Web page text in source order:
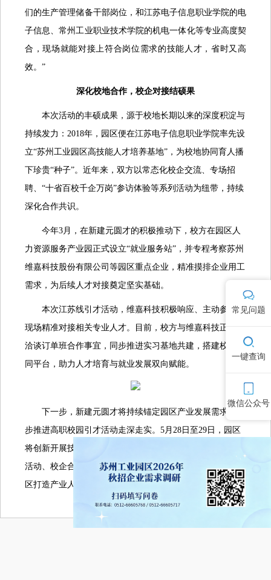
常见问题
一键查询
微信公众号
们的生产管理储备干部岗位，和江苏电子信息职业学院的电
子信息、常州工业职业技术学院的机电一体化等专业高度契
合，现场就能对接上符合岗位需求的技能人才，省时又高
效。”
深化校地合作，校企对接结硕果
本次活动的丰硕成果，源于校地长期以来的深度积淀与
持续发力：2018年，园区便在江苏电子信息职业学院率先设
立“苏州工业园区高技能人才培养基地”，为校地协同育人播
下珍贵“种子”。近年来，双方以常态化校企交流、专场招
聘、“十省百校千企万岗”参访体验等系列活动为纽带，持续
深化合作共识。
今年3月，在新建元圆才的积极推动下，校方在园区人
力资源服务产业园正式设立“就业服务站”，并专程考察苏州
维嘉科技股份有限公司等园区重点企业，精准摸排企业用工
需求，为后续人才对接奠定坚实基础。
本次江苏线引才活动，维嘉科技积极响应、主动参与，
现场精准对接相关专业人才。目前，校方与维嘉科技正深入
洽谈订单班合作事宜，同步推进实习基地共建，搭建校企协
同平台，助力人才培育与就业发展双向赋能。
下一步，新建元圆才将持续锚定园区产业发展需求，稳
步推进高职校园引才活动走深走实。5月28日至29日，园区
将创新开展技能人才校企对接系列活动，涵盖园区参访体验
活动、校企合作洽谈会、技能人才专场招聘会等活动，为园
区打造产业人才高地提供坚实的技能人才支撑。